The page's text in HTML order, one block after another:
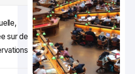
sur des
Automatisée, via
des capteurs
connectés &
modélisation